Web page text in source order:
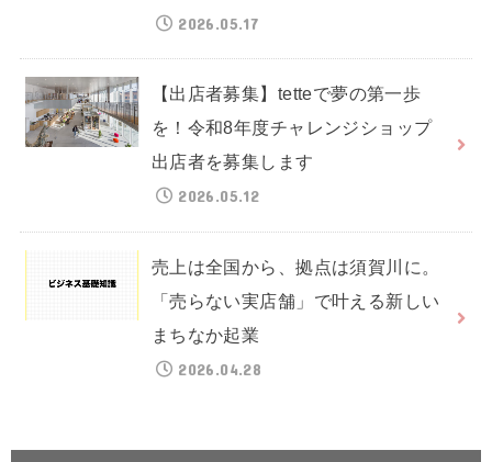
2026.05.17
【出店者募集】tetteで夢の第一歩
を！令和8年度チャレンジショップ
出店者を募集します
2026.05.12
売上は全国から、拠点は須賀川に。
「売らない実店舗」で叶える新しい
まちなか起業
2026.04.28